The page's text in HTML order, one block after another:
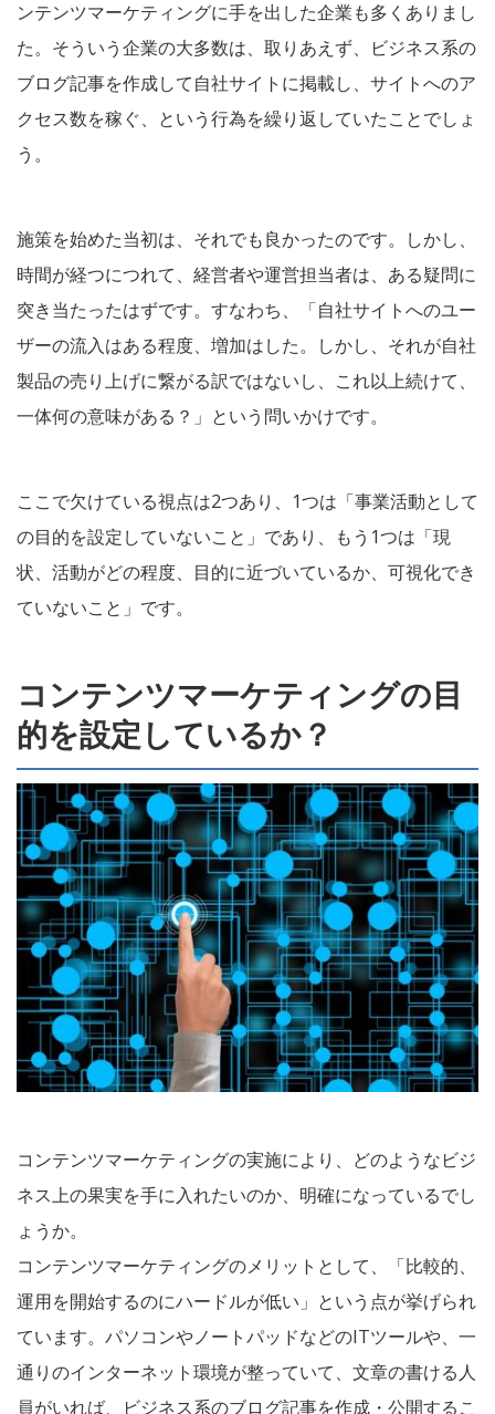
ンテンツマーケティングに手を出した企業も多くありまし
た。そういう企業の大多数は、取りあえず、ビジネス系の
ブログ記事を作成して自社サイトに掲載し、サイトへのア
クセス数を稼ぐ、という行為を繰り返していたことでしょ
う。
施策を始めた当初は、それでも良かったのです。しかし、
時間が経つにつれて、経営者や運営担当者は、ある疑問に
突き当たったはずです。すなわち、「自社サイトへのユー
ザーの流入はある程度、増加はした。しかし、それが自社
製品の売り上げに繋がる訳ではないし、これ以上続けて、
一体何の意味がある？」という問いかけです。
ここで欠けている視点は2つあり、1つは「事業活動として
の目的を設定していないこと」であり、もう1つは「現
状、活動がどの程度、目的に近づいているか、可視化でき
ていないこと」です。
コンテンツマーケティングの目
的を設定しているか？
コンテンツマーケティングの実施により、どのようなビジ
ネス上の果実を手に入れたいのか、明確になっているでし
ょうか。
コンテンツマーケティングのメリットとして、「比較的、
運用を開始するのにハードルが低い」という点が挙げられ
ています。パソコンやノートパッドなどのITツールや、一
通りのインターネット環境が整っていて、文章の書ける人
員がいれば、ビジネス系のブログ記事を作成・公開するこ